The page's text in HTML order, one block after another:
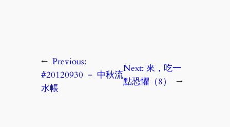
← Previous:
#20120930 － 中秋流
水帳
Next:來，吃一
點恐懼（8）
→